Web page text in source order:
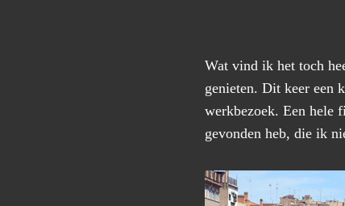
Wat vind ik het toch
genieten. Dit keer een
werkbezoek. Een hele
gevonden heb, die ik